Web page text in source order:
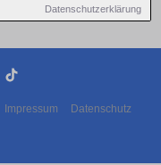
Datenschutzerklärung
Impressum Datenschutz